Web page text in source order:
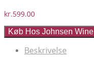
kr.599.00
Køb Hos Johnsen Wine
Beskrivelse